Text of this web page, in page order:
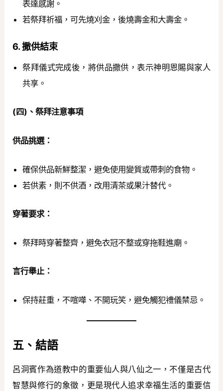
表達感謝。
若祭拜祈福，可先燒刈金，後燒壽金和大壽金。
6. 撒供結束
祭拜儀式完成後，將供品撒供，表示神明恩賜與家人
共享。
(四)、祭拜注意事項
供品挑選：
確保供品新鮮整潔，避免使用變質或帶刺的食物。
若供素，則不供酒，改用清茶或果汁替代。
穿著要求：
祭拜時穿著整齊，避免衣冠不整或穿拖鞋進廟。
言行舉止：
保持莊重，不喧嘩、不開玩笑，避免觸犯禮儀禁忌。
五、結語
呂洞賓作為道教中的重要仙人與八仙之一，不僅是古代
智慧與修行的象徵，更是現代人追求幸福生活的重要信